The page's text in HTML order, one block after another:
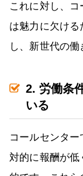
これに対し、
は魅力に欠け
し、新世代の働
2. 労働条
いる
コールセンタ
対的に報酬が